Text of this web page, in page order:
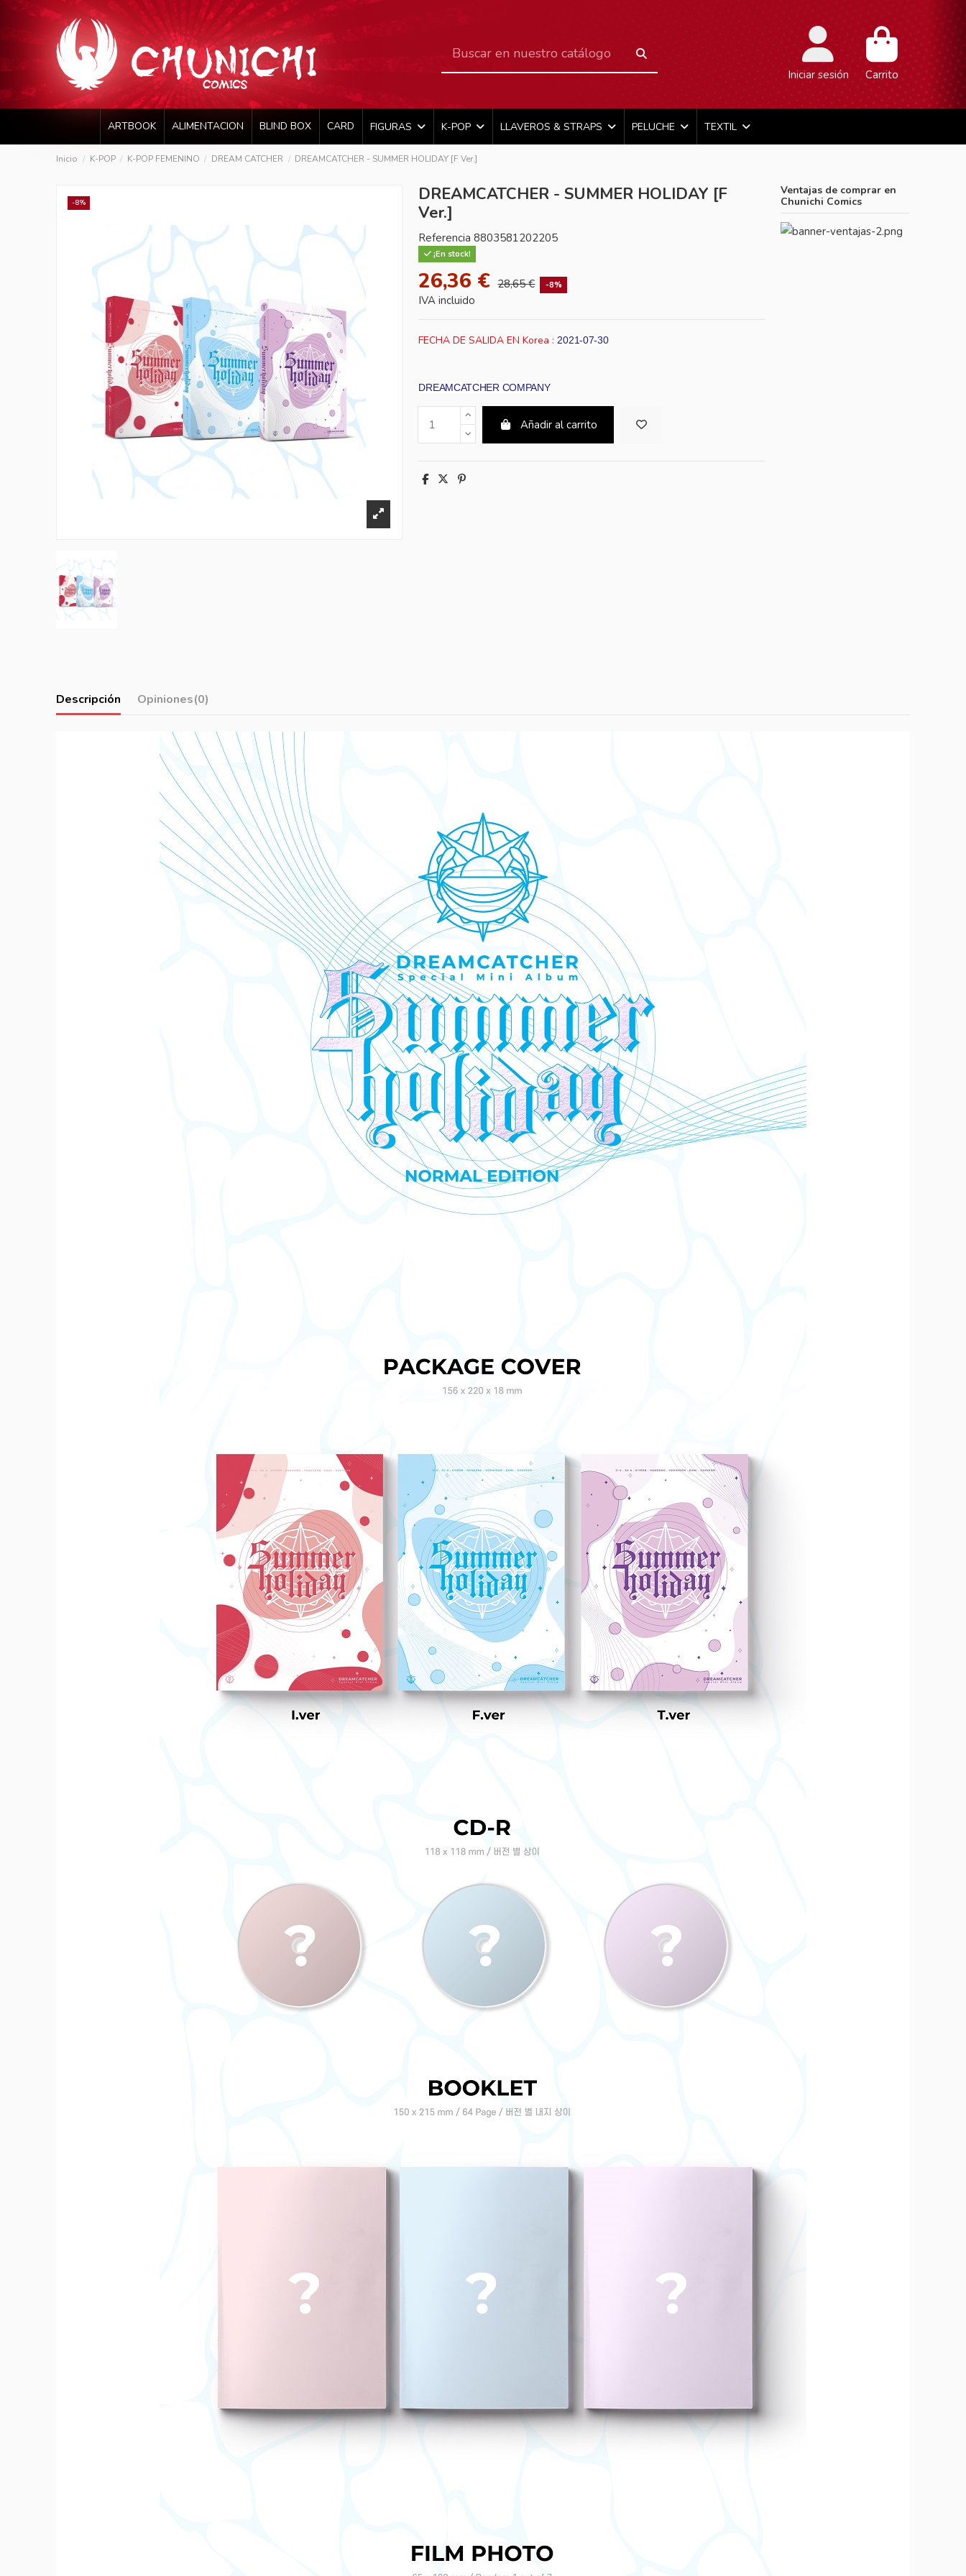
Iniciar sesión Carrito
ARTBOOK ALIMENTACION BLIND BOX CARD FIGURAS K-POP LLAVEROS & STRAPS PELUCHE TEXTIL
Inicio K-POP K-POP FEMENINO DREAM CATCHER DREAMCATCHER - SUMMER HOLIDAY [F Ver.]
-8%
DREAMCATCHER - SUMMER HOLIDAY [F
Ver.]
Referencia 8803581202205
¡En stock!
26,36 € 28,65 € -8%
IVA incluido
FECHA DE SALIDA EN Korea : 2021-07-30
DREAMCATCHER COMPANY
Añadir al carrito
Ventajas de comprar en
Chunichi Comics
Descripción Opiniones(0)